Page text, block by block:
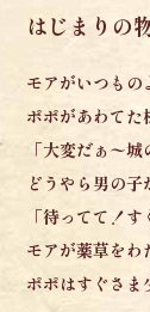
はじまりの
モアがいつもの
ポポがあわてた
「大変だぁ〜
どうやら男の
「待ってて！
モアが薬草をわ
ポポはすぐさま